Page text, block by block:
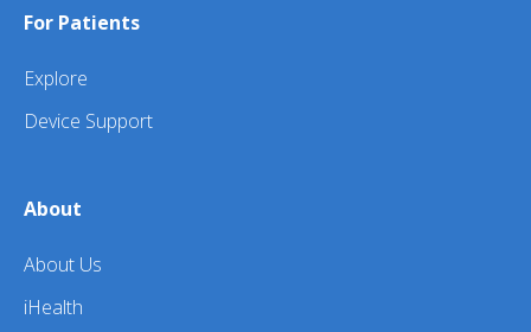
For Patients
Explore
Device Support
About
About Us
iHealth